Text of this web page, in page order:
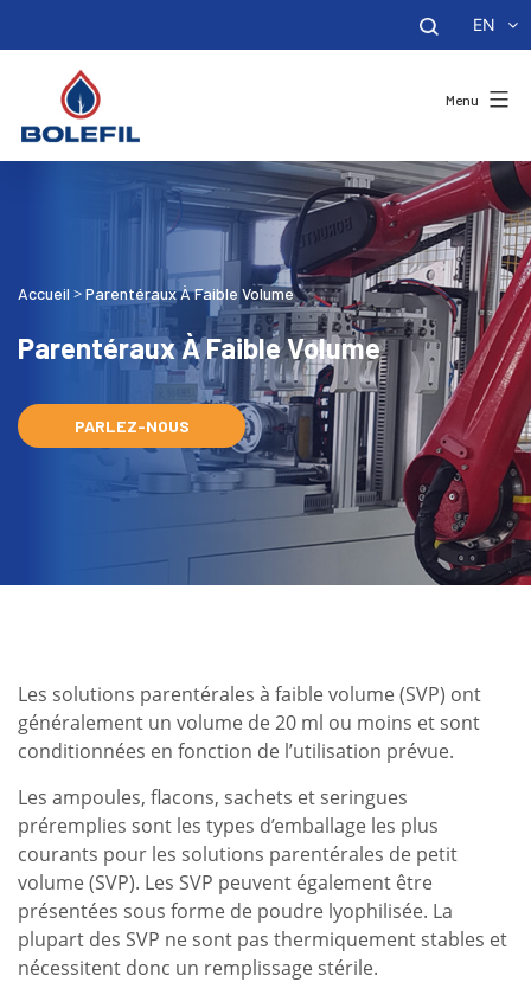
EN
Menu
Accueil >Parentéraux À Faible Volume
Parentéraux À Faible Volume
PARLEZ-NOUS
Les solutions parentérales à faible volume (SVP) ont
généralement un volume de 20 ml ou moins et sont
conditionnées en fonction de l’utilisation prévue.
Les ampoules, flacons, sachets et seringues
préremplies sont les types d’emballage les plus
courants pour les solutions parentérales de petit
volume (SVP). Les SVP peuvent également être
présentées sous forme de poudre lyophilisée. La
plupart des SVP ne sont pas thermiquement stables et
nécessitent donc un remplissage stérile.